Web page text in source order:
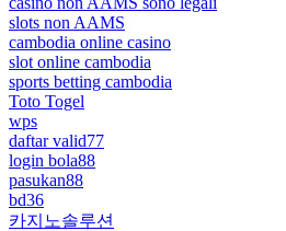
slots non AAMS
cambodia online casino
slot online cambodia
sports betting cambodia
Toto Togel
wps
daftar valid77
login bola88
pasukan88
bd36
카지노솔루션